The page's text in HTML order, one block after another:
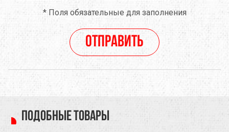
*Поля обязательные для заполнения
Отправить
Подобные товары